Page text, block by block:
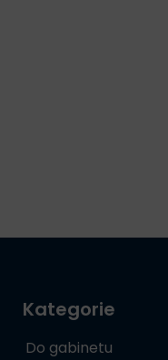
Kategorie
Do gabinetu